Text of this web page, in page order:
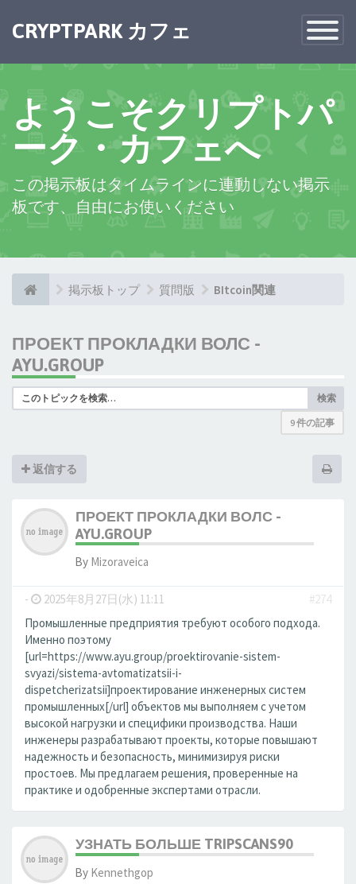
Toggle
CRYPTPARK カフェ
ようこそクリプトパ
ーク・カフェへ
この掲示板はタイムラインに連動しない掲示
板です、自由にお使いください
掲示板トップ 質問版 BItcoin関連
ПРОЕКТ ПРОКЛАДКИ ВОЛС -
AYU.GROUP
検索
9 件の記事
返信する
ПРОЕКТ ПРОКЛАДКИ ВОЛС -
AYU.GROUP
By Mizoraveica
- 2025年8月27日(水) 11:11
#274
Промышленные предприятия требуют особого подхода.
Именно поэтому
[url=https://www.ayu.group/proektirovanie-sistem-
svyazi/sistema-avtomatizatsii-i-
dispetcherizatsii]проектирование инженерных систем
промышленных[/url] объектов мы выполняем с учетом
высокой нагрузки и специфики производства. Наши
инженеры разрабатывают проекты, которые повышают
надежность и безопасность, минимизируя риски
простоев. Мы предлагаем решения, проверенные на
практике и одобренные экспертами отрасли.
УЗНАТЬ БОЛЬШЕ TRIPSCANS90
By Kennethgop